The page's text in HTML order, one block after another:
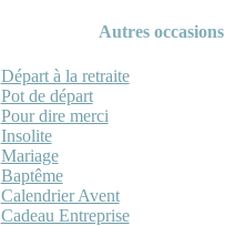
Autres occasions
Départ à la retraite
Pot de départ
Pour dire merci
Insolite
Mariage
Baptême
Calendrier Avent
Cadeau Entreprise